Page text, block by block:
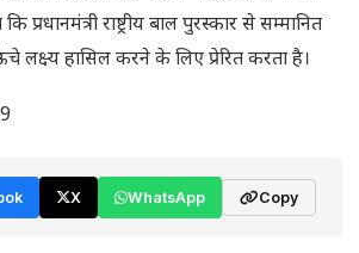
प्रधानमंत्री राष्ट्रीय बाल पुरस्कार से सम्मानित
लक्ष्य हासिल करने के लिए प्रेरित करता है।
X WhatsApp Copy